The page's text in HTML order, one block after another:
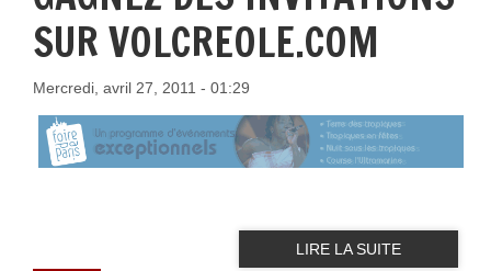
SUR VOLCREOLE.COM
Mercredi, avril 27, 2011 - 01:29
LIRE LA SUITE